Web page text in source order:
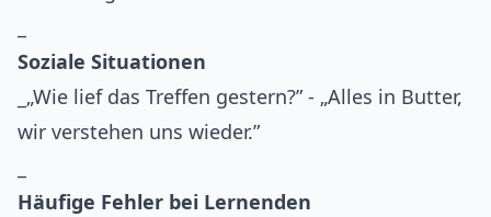
Soziale Situationen
_„Wie lief das Treffen gestern?” - „Alles in Butter,
wir verstehen uns wieder.”
Häufige Fehler bei Lernenden